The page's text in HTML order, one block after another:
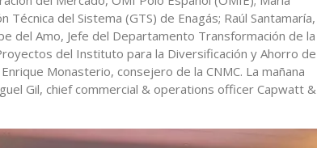
Técnica del Sistema (GTS) de Enagás; Raúl Santamaría,
del Amo, Jefe del Departamento Transformación de la
del Instituto para la Diversificación y Ahorro de
Monasterio, consejero de la CNMC. La mañana
Gil, chief commercial & operations officer Capwatt &